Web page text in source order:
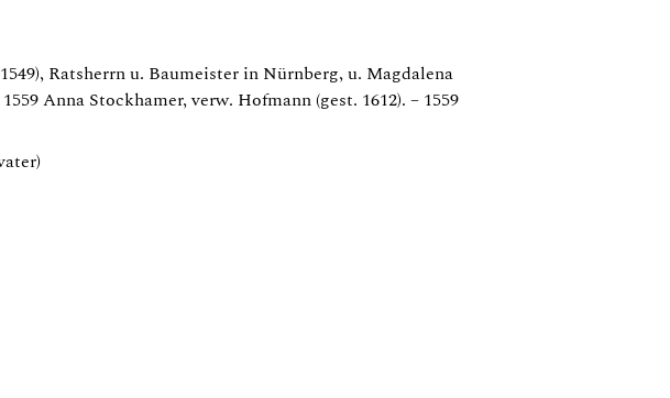
Ratsherrn u. Baumeister in Nürnberg, u. Magdalena
Anna Stockhamer, verw. Hofmann (gest. 1612). – 1559